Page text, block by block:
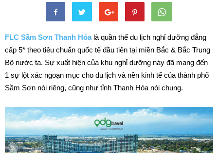
FLC Sầm Sơn Thanh Hóa là quần thể du lịch nghỉ dưỡng đẳng
cấp 5* theo tiêu chuẩn quốc tế đầu tiên tại miền Bắc & Bắc Trung
Bộ nước ta. Sự xuất hiện của khu nghỉ dưỡng này đã mang đến
1 sự lột xác ngoạn mục cho du lịch và nền kinh tế của thành phố
Sầm Sơn nói riêng, cũng như tỉnh Thanh Hóa nói chung.